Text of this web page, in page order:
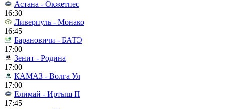
Астана - Окжетпес
16:30
Ливерпуль - Монако
16:45
Барановичи - БАТЭ
17:00
Зенит - Родина
17:00
КАМАЗ - Волга Ул
17:00
Елимай - Иртыш П
17:45